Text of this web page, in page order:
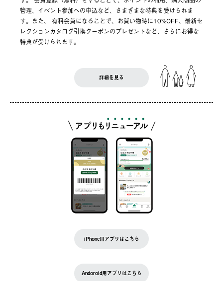
管理、イベント参加への申込など、さまざまな特典を受けられま
す。また、 有料会員になることで、お買い物時に10%OFF、最新セ
レクションカタログ引換クーポンのプレゼントなど、さらにお得な
特典が受けられます。
詳細を見る
iPhone用アプリはこちら
Andoroid用アプリはこちら